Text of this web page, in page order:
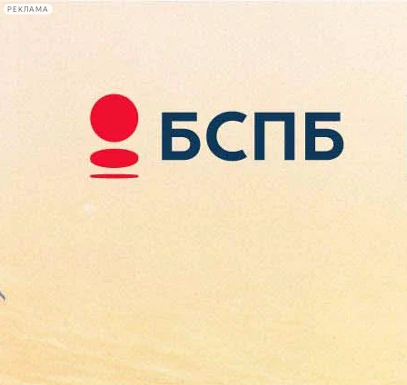
РЕКЛАМА
Сегодня:
2026.08.08
12:58
Афиша Plus